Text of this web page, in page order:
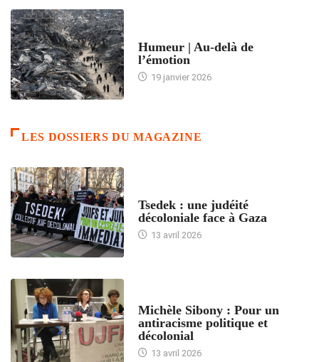
Humeur | Au-delà de
l’émotion
19 janvier 2026
LES DOSSIERS DU MAGAZINE
Tsedek : une judéité
décoloniale face à Gaza
13 avril 2026
Michèle Sibony : Pour un
antiracisme politique et
décolonial
13 avril 2026